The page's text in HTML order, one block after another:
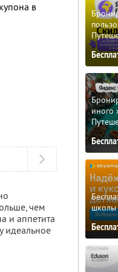
в
чем
и аппетита
идеальное
иного
школы